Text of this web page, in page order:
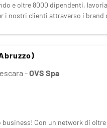
e oltre 8000 dipendenti,
nostri clienti attraverso i brand
-OVS Spa
Con un network di